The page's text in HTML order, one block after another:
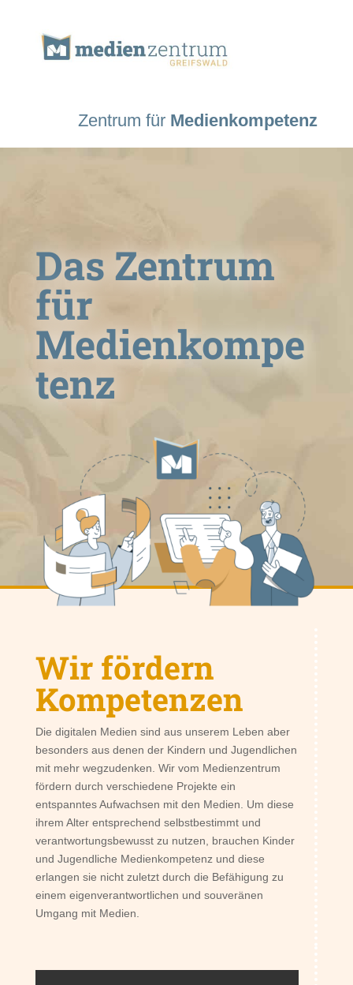
Zentrum für Medienkompetenz
Das Zentrum
für
Medienkompe
tenz
Wir fördern
Kompetenzen
Die digitalen Medien sind aus unserem Leben aber
besonders aus denen der Kindern und Jugendlichen
mit mehr wegzudenken. Wir vom Medienzentrum
fördern durch verschiedene Projekte ein
entspanntes Aufwachsen mit den Medien. Um diese
ihrem Alter entsprechend selbstbestimmt und
verantwortungsbewusst zu nutzen, brauchen Kinder
und Jugendliche Medienkompetenz und diese
erlangen sie nicht zuletzt durch die Befähigung zu
einem eigenverantwortlichen und souveränen
Umgang mit Medien.